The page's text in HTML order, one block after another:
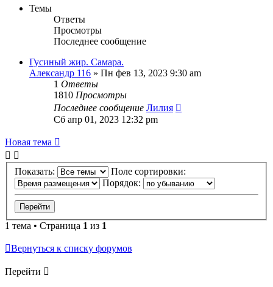
Темы
Ответы
Просмотры
Последнее сообщение
Гусиный жир. Самара.
Александр 116 » Пн фев 13, 2023 9:30 am
1 Ответы
1810 Просмотры
Последнее сообщение Лилия
Сб апр 01, 2023 12:32 pm
Новая тема
Показать:
Поле сортировки:
Порядок:
1 тема • Страница 1 из 1
Вернуться к списку форумов
Перейти